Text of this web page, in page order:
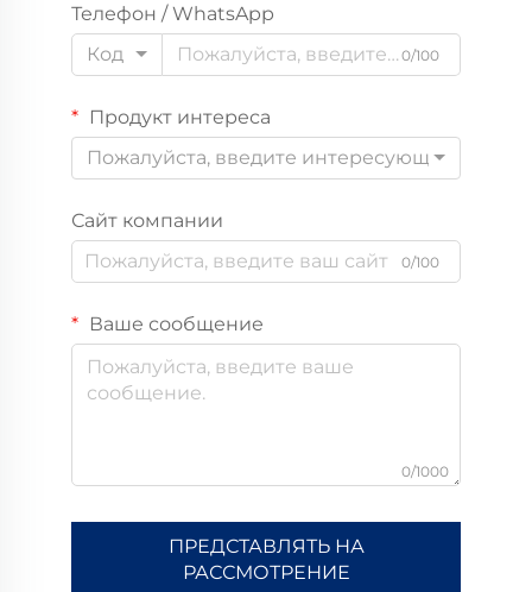
Телефон / WhatsApp
Код
0/100
Продукт интереса
Пожалуйста, введите интересующий вас
Сайт компании
0/100
Ваше сообщение
0/1000
ПРЕДСТАВЛЯТЬ НА
РАССМОТРЕНИЕ